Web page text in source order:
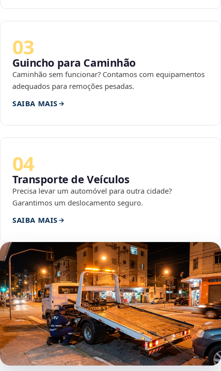
03
Guincho para Caminhão
Caminhão sem funcionar? Contamos com equipamentos
adequados para remoções pesadas.
SAIBA MAIS
04
Transporte de Veículos
Precisa levar um automóvel para outra cidade?
Garantimos um deslocamento seguro.
SAIBA MAIS